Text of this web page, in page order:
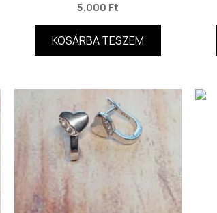
5.000 Ft
KOSÁRBA TESZEM